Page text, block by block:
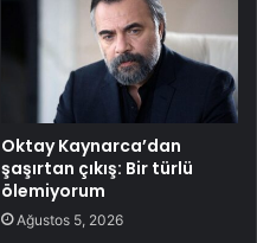
Oktay Kaynarca’dan
şaşırtan çıkış: Bir türlü
ölemiyorum
Ağustos 5, 2026